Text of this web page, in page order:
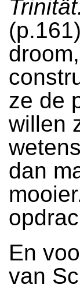
ze de
willen
dan
En
van